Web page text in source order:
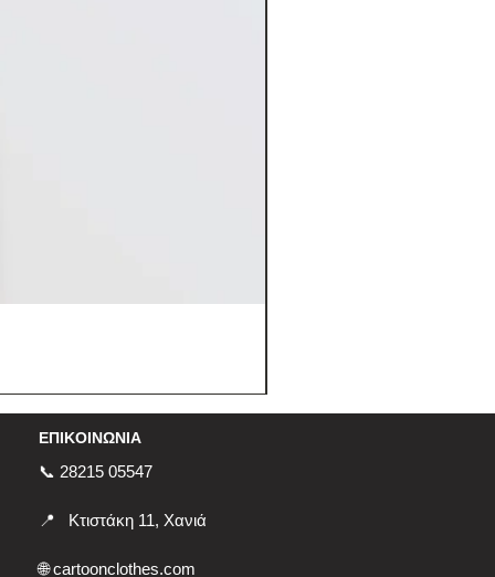
ΕΠΙΚΟΙΝΩΝΙΑ
📞 28215 05547
📍 Κτιστάκη 11, Χανιά
🌐cartoonclothes.com